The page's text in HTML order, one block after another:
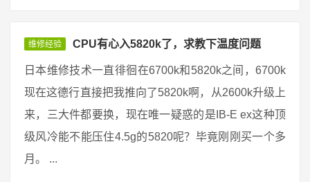
维修经验 CPU有心入5820k了，求教下温度问题
日本维修技术一直徘徊在6700k和5820k之间，6700k
现在这德行直接把我推向了5820k啊，从2600k升级上
来，三大件都要换，现在唯一疑惑的是IB-E ex这种顶
级风冷能不能压住4.5g的5820呢？毕竟刚刚买一个多
月。 ...